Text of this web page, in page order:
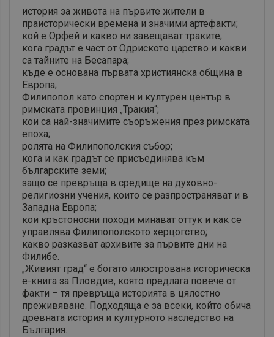
история за живота на първите жители в
праисторически времена и значими артефакти;
кой е Орфей и какво ни завещават траките;
кога градът е част от Одриското царство и какви
са тайните на Бесапара;
къде е основана първата християнска община в
Европа;
Филипопол като спортен и културен център в
римската провинция „Тракия“;
кои са най-значимите съоръжения през римската
епоха;
ролята на Филипополския събор;
кога и как градът се присъединява към
българските земи;
защо се превръща в средище на духовно-
религиозни учения, които се разпространяват и в
Западна Европа;
кои кръстоносни походи минават оттук и как се
управлява Филипополското херцогство;
какво разказват архивите за първите дни на
Филибе.
„Живият град“ е богато илюстрована историческа
е-книга за Пловдив, която предлага повече от
факти – тя превръща историята в цялостно
преживяване. Подходяща е за всеки, който обича
древната история и културното наследство на
България.